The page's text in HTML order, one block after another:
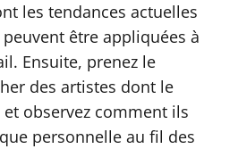
les tendances actuelles
être appliquées à
Ensuite, prenez le
des artistes dont le
observez comment ils
personnelle au fil des